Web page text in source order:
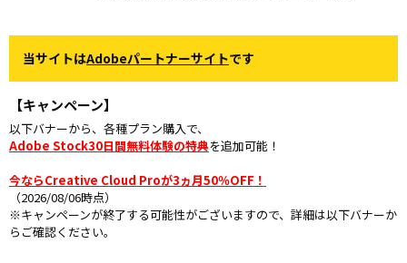
当サイトはAdobeパートナーサイトです
【キャンペーン】
以下バナーから、各種プラン購入で、
Adobe Stock30日間無料体験の特典を追加可能！
今ならCreative Cloud Proが3ヵ月50％OFF！
（2026/08/06時点）
※キャンペーンが終了する可能性がございますので、詳細は以下バナーか
らご確認ください。